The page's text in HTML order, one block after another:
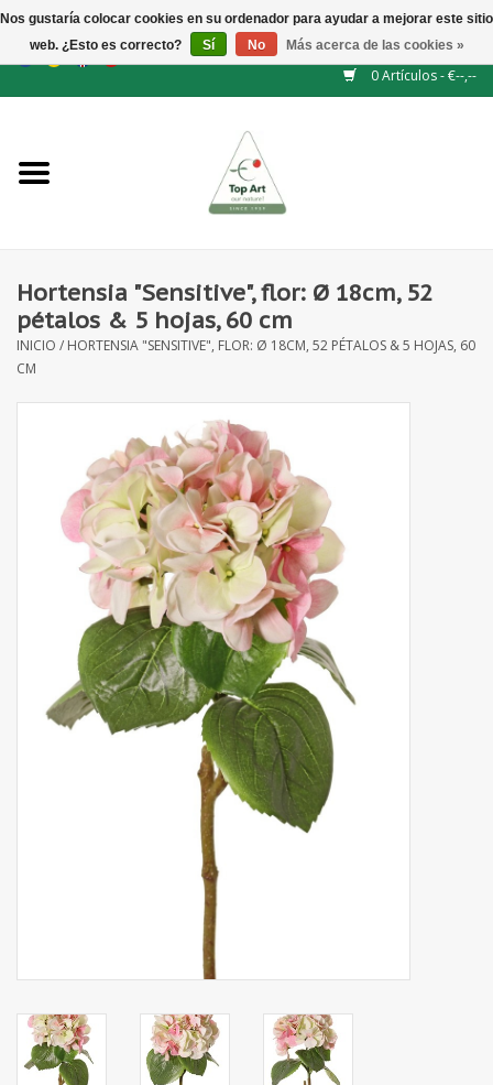
GBP/CHF /BGN/
0 Artículos - €--,--
NUEVO
Flores artificiales
Rama de hojas / bayas
Fruta artificial
decoración
Coronas de flores
Hortensia "Sensitive", flor: Ø 18cm, 52
pétalos & 5 hojas, 60 cm
INICIO / HORTENSIA "SENSITIVE", FLOR: Ø 18CM, 52 PÉTALOS & 5 HOJAS, 60
CM
Nos gustaría colocar cookies en su ordenador para ayudar a mejorar este sitio
web. ¿Esto es correcto?
Sí No Más acerca de las cookies »